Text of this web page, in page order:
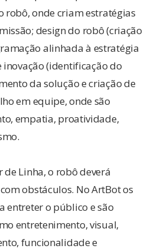
robô, onde criam estratégias
design do robô (criação
alinhada à estratégia
(identificação do
da solução e criação de
em equipe, onde são
empatia, proatividade,
Linha, o robô deverá
obstáculos. No ArtBot os
entreter o público e são
entretenimento, visual,
funcionalidade e